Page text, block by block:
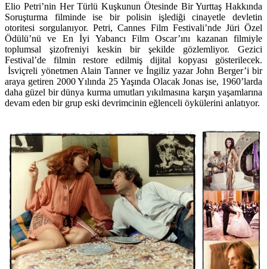
Elio Petri’nin Her Türlü Kuşkunun Ötesinde Bir Yurttaş Hakkında
Soruşturma filminde ise bir polisin işlediği cinayetle devletin
otoritesi sorgulanıyor. Petri, Cannes Film Festivali’nde Jüri Özel
Ödülü’nü ve En İyi Yabancı Film Oscar’ını kazanan filmiyle
toplumsal şizofreniyi keskin bir şekilde gözlemliyor. Gezici
Festival’de filmin restore edilmiş dijital kopyası gösterilecek.
İsviçreli yönetmen Alain Tannerve İngiliz yazarJohn Berger’i bir
araya getiren 2000 Yılında 25 Yaşında Olacak Jonasise, 1960’larda
daha güzel bir dünya kurma umutları yıkılmasına karşın yaşamlarına
devam eden bir grup eski devrimcinin eğlenceli öykülerini anlatıyor.